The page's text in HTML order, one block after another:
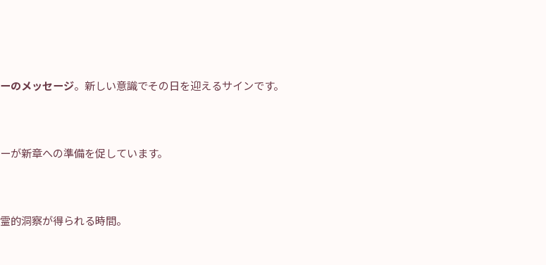
のメッセージ。新しい意識でその日を迎えるサインです。
が新章への準備を促しています。
的洞察が得られる時間。